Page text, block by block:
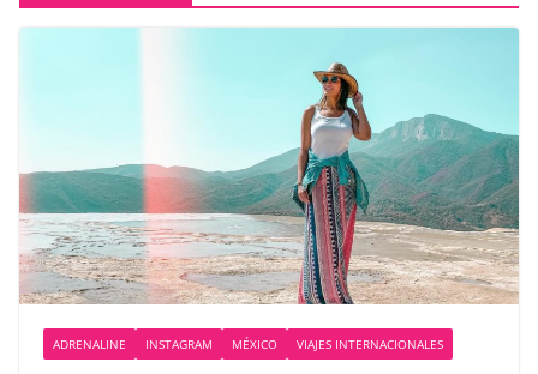
ADRENALINE INSTAGRAM MÉXICO VIAJES INTERNACIONALES